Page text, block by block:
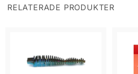
RELATERADE PRODUKTER